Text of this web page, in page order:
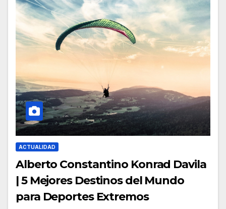
ACTUALIDAD
Alberto Constantino Konrad Davila
| 5 Mejores Destinos del Mundo
para Deportes Extremos